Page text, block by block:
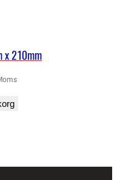
x 210mm